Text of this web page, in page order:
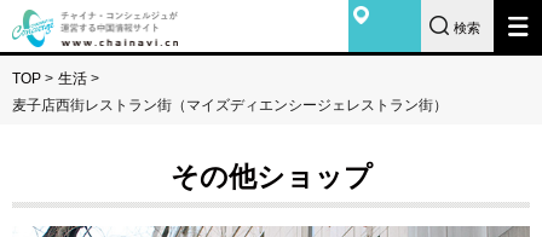
検索
TOP > 生活 >
麦子店西街レストラン街（マイズディエンシージェレストラン街）
その他ショップ